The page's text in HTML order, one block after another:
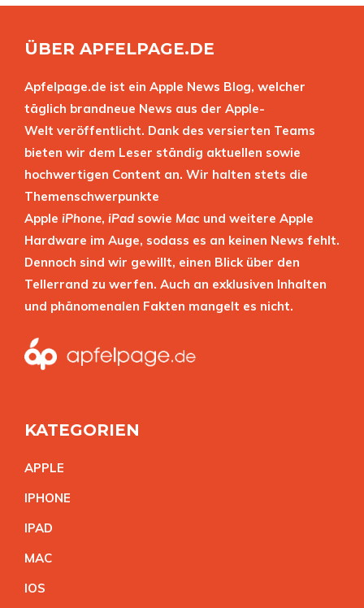
ÜBER APFELPAGE.DE
Apfelpage.de ist ein Apple News Blog, welcher
täglich brandneue News aus der Apple-
Welt veröffentlicht. Dank des versierten Teams
bieten wir dem Leser ständig aktuellen sowie
hochwertigen Content an. Wir halten stets die
Themenschwerpunkte
Apple iPhone, iPad sowie Mac und weitere Apple
Hardware im Auge, sodass es an keinen News fehlt.
Dennoch sind wir gewillt, einen Blick über den
Tellerrand zu werfen. Auch an exklusiven Inhalten
und phänomenalen Fakten mangelt es nicht.
KATEGORIEN
APPLE
IPHONE
IPAD
MAC
IOS